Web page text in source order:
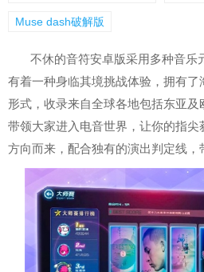
Muse dash破解版
不休的音符安卓版采用多种音乐
有着一种身临其境挑战体验，拥有
形式，收录来自全球各地包括东亚及
带领大家进入电音世界，让你的指
方向而来，配合独有的演出判定线，